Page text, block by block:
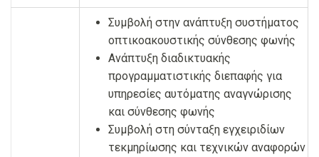
Συμβολή στην ανάπτυξη συστήματος
οπτικοακουστικής σύνθεσης φωνής
Ανάπτυξη διαδικτυακής
προγραμματιστικής διεπαφής για
υπηρεσίες αυτόματης αναγνώρισης
και σύνθεσης φωνής
Συμβολή στη σύνταξη εγχειριδίων
τεκμηρίωσης και τεχνικών αναφορών